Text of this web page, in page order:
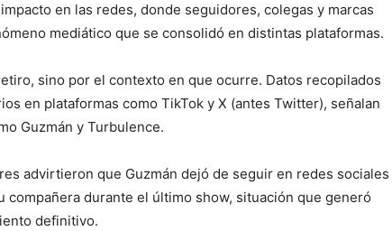
en las redes, donde seguidores, colegas y marcas
mediático que se consolidó en distintas plataformas.
sino por el contexto en que ocurre. Datos recopilados
en plataformas como TikTok y X (antes Twitter), señalan
Guzmán y Turbulence.
advirtieron que Guzmán dejó de seguir en redes sociales
compañera durante el último show, situación que generó
definitivo.